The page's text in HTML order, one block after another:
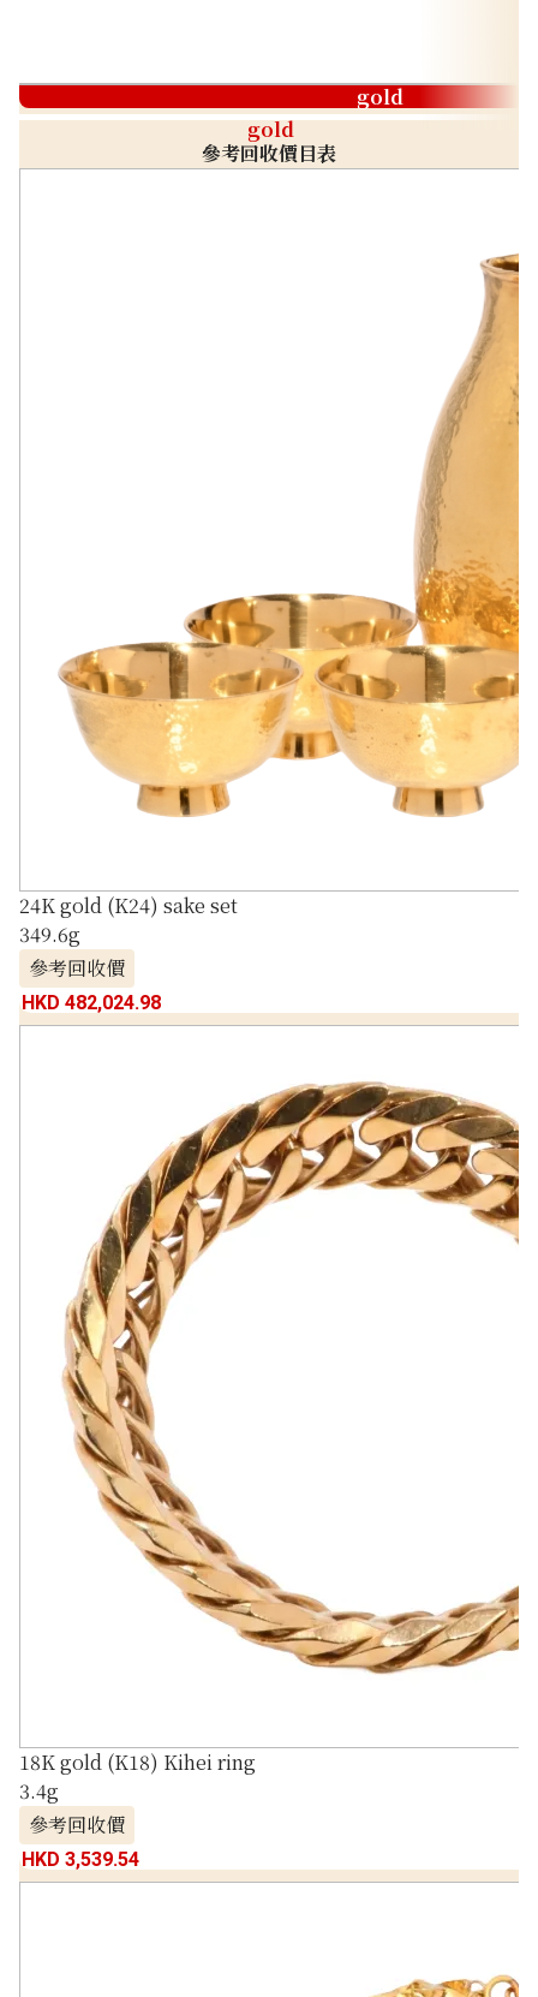
gold
gold
參考回收價目表
24K gold (K24) sake set
349.6g
參考回收價
HKD 482,024.98
18K gold (K18) Kihei ring
3.4g
參考回收價
HKD 3,539.54